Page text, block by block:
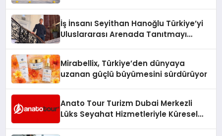
İş İnsanı Seyithan Hanoğlu Türkiye’yi
Uluslararası Arenada Tanıtmayı
Mirabellix, Türkiye’den dünyaya
uzanan güçlü büyümesini sürdürüyor
Anato Tour Turizm Dubai Merkezli
Lüks Seyahat Hizmetleriyle Küresel